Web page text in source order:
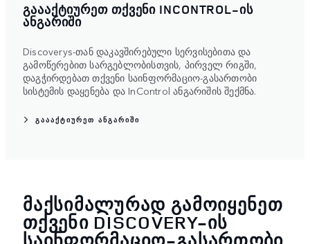
ᲒᲐᲐᲐᲥᲢᲘᲣᲠᲔᲗ ᲗᲥᲕᲔᲜᲘ INCONTROL-ᲘᲡ
ᲐᲜᲒᲐᲠᲘᲨᲘ
Discoverys-თან დაკავშირებული სერვისებითა და
გამოწერებით სარგებლობისთვის, პირველ რიგში,
დაგჭირდებათ თქვენი საინფორმაციო-გასართობი
სისტემის დაყენება და InControl ანგარიშის შექმნა.
ᲒᲐᲐᲐᲥᲢᲘᲣᲠᲔᲗ ᲐᲜᲒᲐᲠᲘᲨᲘ
ᲛᲐᲥᲡᲘᲛᲐᲚᲣᲠᲐᲓ ᲒᲐᲛᲝᲘᲧᲔᲜᲔᲗ
ᲗᲥᲕᲔᲜᲘ DISCOVERY-ᲘᲡ